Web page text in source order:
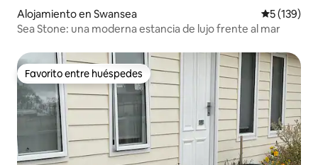
Alojamiento en Swansea
5 (139)
Sea Stone: una moderna estancia de lujo frente al mar
Favorito entre huéspedes
Favorito entre huéspedes